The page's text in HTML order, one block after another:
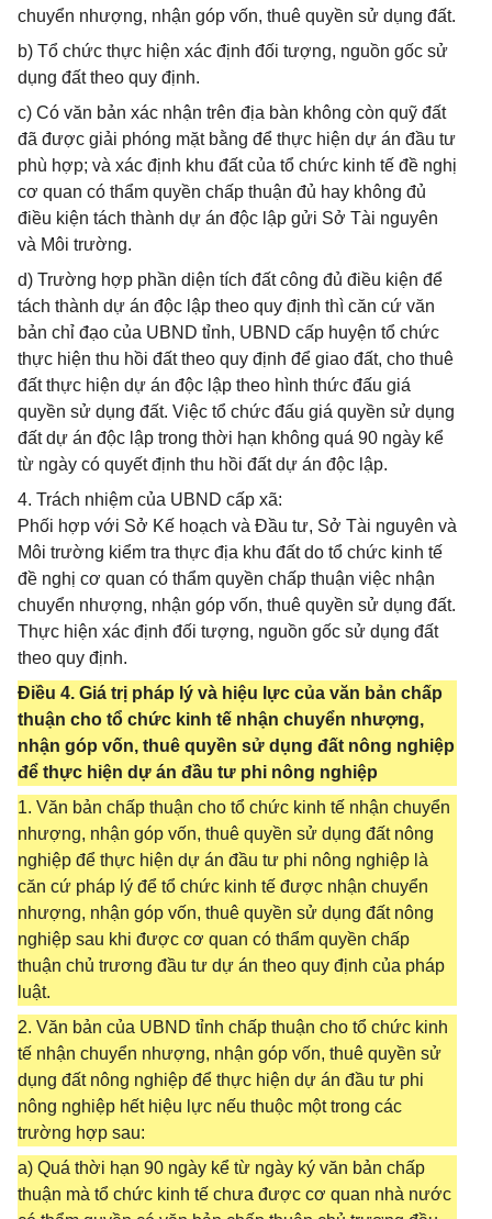
chuyển nhượng, nhận góp vốn, thuê quyền sử dụng đất.
b) Tổ chức thực hiện xác định đối tượng, nguồn gốc sử
dụng đất theo quy định.
c) Có văn bản xác nhận trên địa bàn không còn quỹ đất
đã được giải phóng mặt bằng để thực hiện dự án đầu tư
phù hợp; và xác định khu đất của tổ chức kinh tế đề nghị
cơ quan có thẩm quyền chấp thuận đủ hay không đủ
điều kiện tách thành dự án độc lập gửi Sở Tài nguyên
và Môi trường.
d) Trường hợp phần diện tích đất công đủ điều kiện để
tách thành dự án độc lập theo quy định thì căn cứ văn
bản chỉ đạo của UBND tỉnh, UBND cấp huyện tổ chức
thực hiện thu hồi đất theo quy định để giao đất, cho thuê
đất thực hiện dự án độc lập theo hình thức đấu giá
quyền sử dụng đất. Việc tổ chức đấu giá quyền sử dụng
đất dự án độc lập trong thời hạn không quá 90 ngày kể
từ ngày có quyết định thu hồi đất dự án độc lập.
4. Trách nhiệm của UBND cấp xã:
Phối hợp với Sở Kế hoạch và Đầu tư, Sở Tài nguyên và
Môi trường kiểm tra thực địa khu đất do tổ chức kinh tế
đề nghị cơ quan có thẩm quyền chấp thuận việc nhận
chuyển nhượng, nhận góp vốn, thuê quyền sử dụng đất.
Thực hiện xác định đối tượng, nguồn gốc sử dụng đất
theo quy định.
Điều 4. Giá trị pháp lý và hiệu lực của văn bản chấp
thuận cho tổ chức kinh tế nhận chuyển nhượng,
nhận góp vốn, thuê quyền sử dụng đất nông nghiệp
để thực hiện dự án đầu tư phi nông nghiệp
1. Văn bản chấp thuận cho tổ chức kinh tế nhận chuyển
nhượng, nhận góp vốn, thuê quyền sử dụng đất nông
nghiệp để thực hiện dự án đầu tư phi nông nghiệp là
căn cứ pháp lý để tổ chức kinh tế được nhận chuyển
nhượng, nhận góp vốn, thuê quyền sử dụng đất nông
nghiệp sau khi được cơ quan có thẩm quyền chấp
thuận chủ trương đầu tư dự án theo quy định của pháp
luật.
2. Văn bản của UBND tỉnh chấp thuận cho tổ chức kinh
tế nhận chuyển nhượng, nhận góp vốn, thuê quyền sử
dụng đất nông nghiệp để thực hiện dự án đầu tư phi
nông nghiệp hết hiệu lực nếu thuộc một trong các
trường hợp sau:
a) Quá thời hạn 90 ngày kể từ ngày ký văn bản chấp
thuận mà tổ chức kinh tế chưa được cơ quan nhà nước